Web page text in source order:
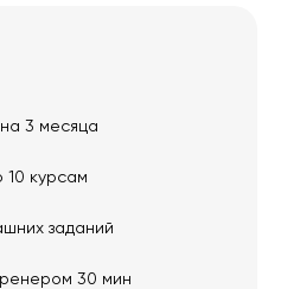
3 месяца
10 курсам
заданий
30 мин